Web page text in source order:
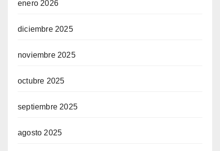
enero 2026
diciembre 2025
noviembre 2025
octubre 2025
septiembre 2025
agosto 2025